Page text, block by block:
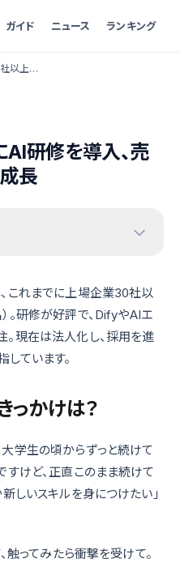
ガイド ニュース ランキング
上場企業30社以上にAI研修を導入、売上3,000万円規模に成長
研修を導入、売
長
これまでに上場企業30社以
。研修が好評で、DifyやAIエ
現在は法人化し、採用を進
ています。
っかけは？
学生の頃からずっと続けて
すけど、正直このまま続けて
新しいスキルを身につけたい」
ってみたら衝撃を受けて。